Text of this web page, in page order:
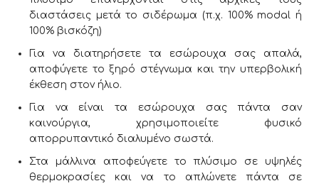
διαστάσεις μετά το σιδέρωμα (π.χ. 100% modal ή
100% βισκόζη)
Για να διατηρήσετε τα εσώρουχα σας απαλά,
αποφύγετε το ξηρό στέγνωμα και την υπερβολική
έκθεση στον ήλιο.
Για να είναι τα εσώρουχα σας πάντα σαν
καινούργια, χρησιμοποιείτε φυσικό
απορρυπαντικό διαλυμένο σωστά.
Στα μάλλινα αποφεύγετε το πλύσιμο σε υψηλές
θερμοκρασίες και να το απλώνετε πάντα σε